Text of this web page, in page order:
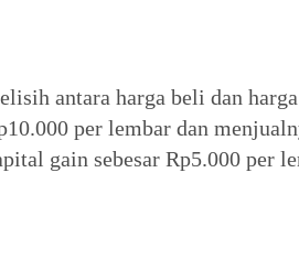
antara harga beli dan
per lembar dan
gain sebesar Rp5.000 per